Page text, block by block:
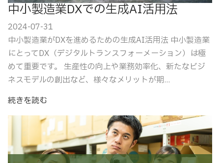
中小製造業DXでの生成AI活用法
2024-07-31
中小製造業がDXを進めるための生成AI活用法 中小製造業
にとってDX（デジタルトランスフォーメーション）は極
めて重要です。 生産性の向上や業務効率化、新たなビジ
ネスモデルの創出など、様々なメリットが期...
続きを読む